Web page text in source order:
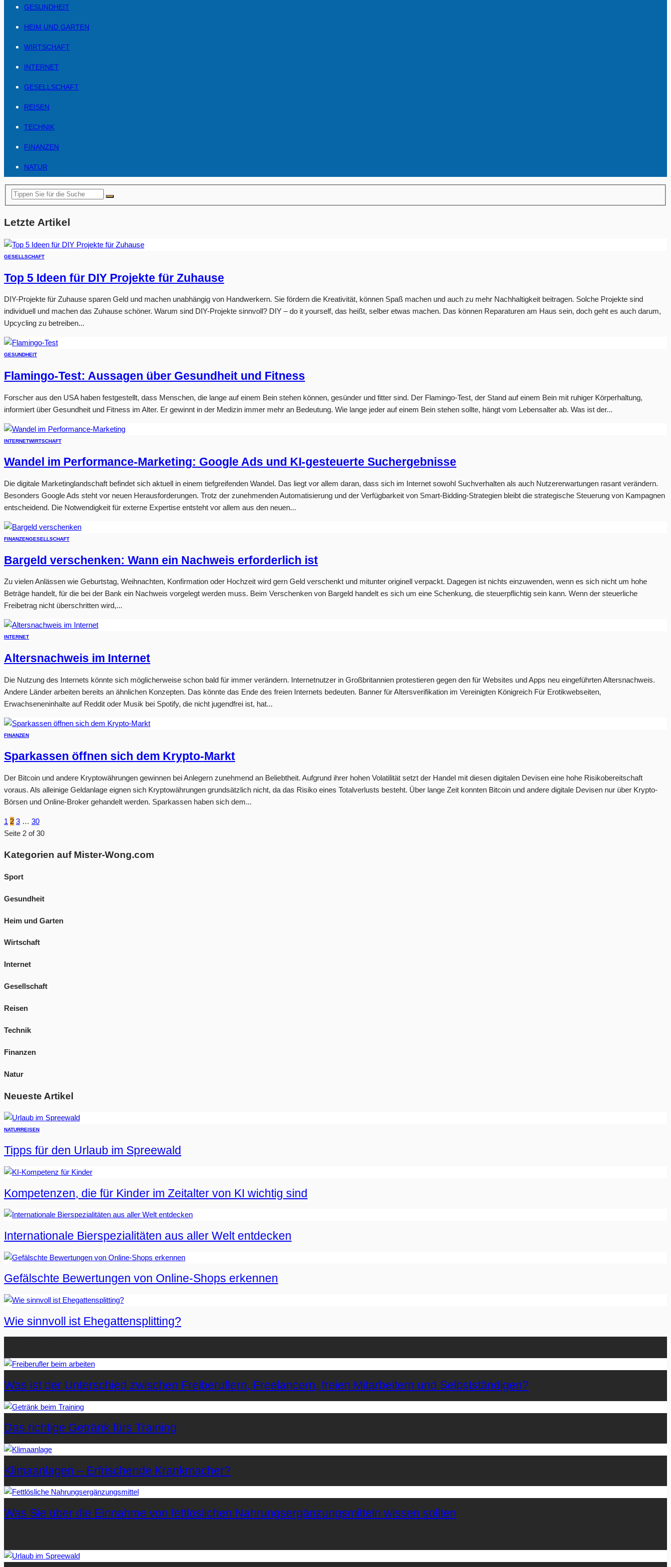
GESUNDHEIT
HEIM UND GARTEN
WIRTSCHAFT
INTERNET
GESELLSCHAFT
REISEN
TECHNIK
FINANZEN
NATUR
Letzte Artikel
GESELLSCHAFT
Top 5 Ideen für DIY Projekte für Zuhause
DIY-Projekte für Zuhause sparen Geld und machen unabhängig von Handwerkern. Sie fördern die Kreativität, können Spaß machen und auch zu mehr Nachhaltigkeit beitragen. Solche Projekte sind
individuell und machen das Zuhause schöner. Warum sind DIY-Projekte sinnvoll? DIY – do it yourself, das heißt, selber etwas machen. Das können Reparaturen am Haus sein, doch geht es auch darum,
Upcycling zu betreiben...
GESUNDHEIT
Flamingo-Test: Aussagen über Gesundheit und Fitness
Forscher aus den USA haben festgestellt, dass Menschen, die lange auf einem Bein stehen können, gesünder und fitter sind. Der Flamingo-Test, der Stand auf einem Bein mit ruhiger Körperhaltung,
informiert über Gesundheit und Fitness im Alter. Er gewinnt in der Medizin immer mehr an Bedeutung. Wie lange jeder auf einem Bein stehen sollte, hängt vom Lebensalter ab. Was ist der...
INTERNETWIRTSCHAFT
Wandel im Performance-Marketing: Google Ads und KI-gesteuerte Suchergebnisse
Die digitale Marketinglandschaft befindet sich aktuell in einem tiefgreifenden Wandel. Das liegt vor allem daran, dass sich im Internet sowohl Suchverhalten als auch Nutzererwartungen rasant verändern.
Besonders Google Ads steht vor neuen Herausforderungen. Trotz der zunehmenden Automatisierung und der Verfügbarkeit von Smart-Bidding-Strategien bleibt die strategische Steuerung von Kampagnen
entscheidend. Die Notwendigkeit für externe Expertise entsteht vor allem aus den neuen...
FINANZENGESELLSCHAFT
Bargeld verschenken: Wann ein Nachweis erforderlich ist
Zu vielen Anlässen wie Geburtstag, Weihnachten, Konfirmation oder Hochzeit wird gern Geld verschenkt und mitunter originell verpackt. Dagegen ist nichts einzuwenden, wenn es sich nicht um hohe
Beträge handelt, für die bei der Bank ein Nachweis vorgelegt werden muss. Beim Verschenken von Bargeld handelt es sich um eine Schenkung, die steuerpflichtig sein kann. Wenn der steuerliche
Freibetrag nicht überschritten wird,...
INTERNET
Altersnachweis im Internet
Die Nutzung des Internets könnte sich möglicherweise schon bald für immer verändern. Internetnutzer in Großbritannien protestieren gegen den für Websites und Apps neu eingeführten Altersnachweis.
Andere Länder arbeiten bereits an ähnlichen Konzepten. Das könnte das Ende des freien Internets bedeuten. Banner für Altersverifikation im Vereinigten Königreich Für Erotikwebseiten,
Erwachseneninhalte auf Reddit oder Musik bei Spotify, die nicht jugendfrei ist, hat...
FINANZEN
Sparkassen öffnen sich dem Krypto-Markt
Der Bitcoin und andere Kryptowährungen gewinnen bei Anlegern zunehmend an Beliebtheit. Aufgrund ihrer hohen Volatilität setzt der Handel mit diesen digitalen Devisen eine hohe Risikobereitschaft
voraus. Als alleinige Geldanlage eignen sich Kryptowährungen grundsätzlich nicht, da das Risiko eines Totalverlusts besteht. Über lange Zeit konnten Bitcoin und andere digitale Devisen nur über Krypto-
Börsen und Online-Broker gehandelt werden. Sparkassen haben sich dem...
1 2 3 … 30
Seite 2 of 30
Kategorien auf Mister-Wong.com
Sport
Gesundheit
Heim und Garten
Wirtschaft
Internet
Gesellschaft
Reisen
Technik
Finanzen
Natur
Neueste Artikel
NATURREISEN
Tipps für den Urlaub im Spreewald
Kompetenzen, die für Kinder im Zeitalter von KI wichtig sind
Internationale Bierspezialitäten aus aller Welt entdecken
Gefälschte Bewertungen von Online-Shops erkennen
Wie sinnvoll ist Ehegattensplitting?
Was ist der Unterschied zwischen Freiberuflern, Freelancern, freien Mitarbeitern und Selbstständigen?
Das richtige Getränk fürs Training
Klimaanlagen – Erfrischende Krankmacher?
Was Sie über die Einnahme von fettlöslichen Nahrungsergänzungsmitteln wissen sollten